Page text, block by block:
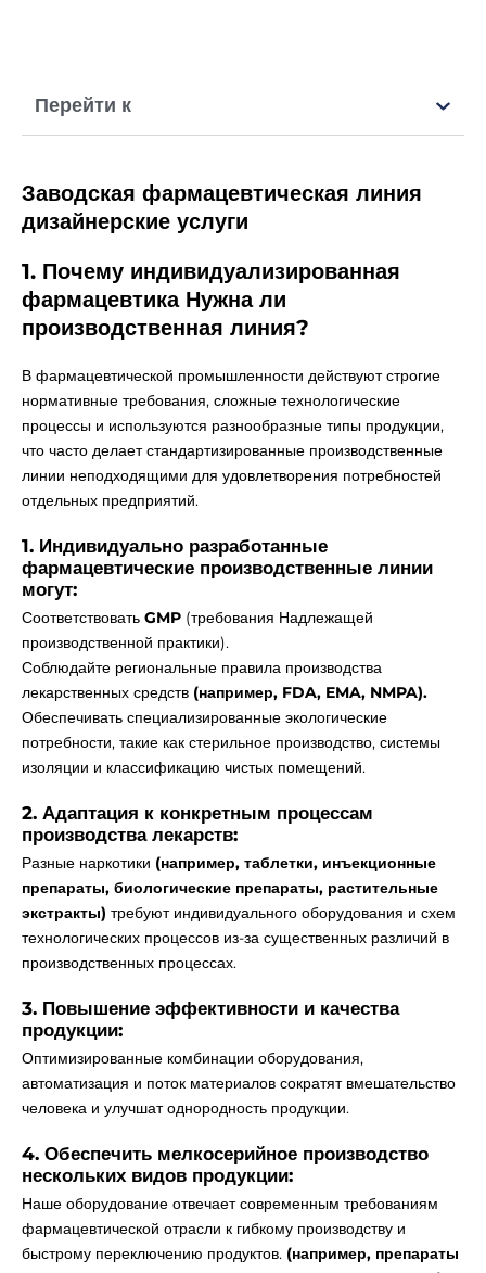
Перейти к
Заводская фармацевтическая линия
дизайнерские услуги
1. Почему индивидуализированная
фармацевтика Нужна ли
производственная линия?
В фармацевтической промышленности действуют строгие
нормативные требования, сложные технологические
процессы и используются разнообразные типы продукции,
что часто делает стандартизированные производственные
линии неподходящими для удовлетворения потребностей
отдельных предприятий.
1. Индивидуально разработанные
фармацевтические производственные линии
могут:
Соответствовать GMP (требования Надлежащей
производственной практики).
Соблюдайте региональные правила производства
лекарственных средств (например, FDA, EMA, NMPA).
Обеспечивать специализированные экологические
потребности, такие как стерильное производство, системы
изоляции и классификацию чистых помещений.
2. Адаптация к конкретным процессам
производства лекарств:
Разные наркотики (например, таблетки, инъекционные
препараты, биологические препараты, растительные
экстракты) требуют индивидуального оборудования и схем
технологических процессов из-за существенных различий в
производственных процессах.
3. Повышение эффективности и качества
продукции:
Оптимизированные комбинации оборудования,
автоматизация и поток материалов сократят вмешательство
человека и улучшат однородность продукции.
4. Обеспечить мелкосерийное производство
нескольких видов продукции:
Наше оборудование отвечает современным требованиям
фармацевтической отрасли к гибкому производству и
быстрому переключению продуктов. (например, препараты